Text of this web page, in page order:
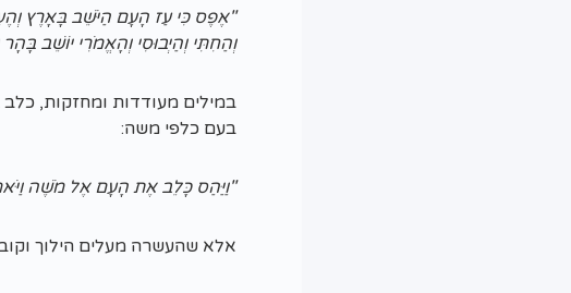
"אֶפֶס כִּי עַז הָעָם הַיֹּשֵׁב בָּאָרֶץ
וְהַחִתִּי וְהַיְבוּסִי וְהָאֱמֹרִי יוֹשֵׁב
במילים מעודדות ומחזקות,
בעם כלפי משה:
"וַיַּהַס כָּלֵב אֶת הָעָם אֶל מֹשֶׁה
אלא שהעשרה מעלים הילוך